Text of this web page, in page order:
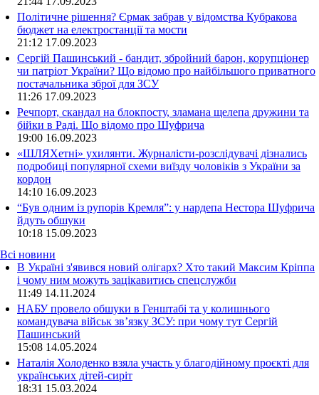
Політичне рішення? Єрмак забрав у відомства Кубракова
бюджет на електростанції та мости
21:12 17.09.2023
Сергій Пашинський - бандит, збройний барон, корупціонер
чи патріот України? Що відомо про найбільшого приватного
постачальника зброї для ЗСУ
11:26 17.09.2023
Речпорт, скандал на блокпосту, зламана щелепа дружини та
бійки в Раді. Що відомо про Шуфрича
19:00 16.09.2023
«ШЛЯХетні» ухилянти. Журналісти-розслідувачі дізнались
подробиці популярної схеми виїзду чоловіків з України за
кордон
14:10 16.09.2023
“Був одним із рупорів Кремля”: у нардепа Нестора Шуфрича
йдуть обшуки
10:18 15.09.2023
Всі новини
В Україні з'явився новий олігарх? Хто такий Максим Кріппа
і чому ним можуть зацікавитись спецслужби
11:49 14.11.2024
НАБУ провело обшуки в Генштабі та у колишнього
командувача військ зв’язку ЗСУ: при чому тут Сергій
Пашинський
15:08 14.05.2024
Наталія Холоденко взяла участь у благодійному проєкті для
українських дітей-сиріт
18:31 15.03.2024